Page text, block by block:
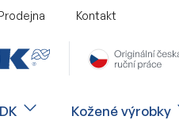
Kontakt
Kožené výrobky